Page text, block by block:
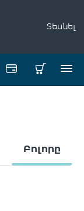
Տեսնել
Բոլորը